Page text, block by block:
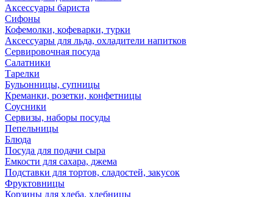
Аксессуары бариста
Сифоны
Кофемолки, кофеварки, турки
Аксессуары для льда, охладители напитков
Сервировочная посуда
Салатники
Тарелки
Бульонницы, супницы
Креманки, розетки, конфетницы
Соусники
Сервизы, наборы посуды
Пепельницы
Блюда
Посуда для подачи сыра
Емкости для сахара, джема
Подставки для тортов, сладостей, закусок
Фруктовницы
Корзины для хлеба, хлебницы